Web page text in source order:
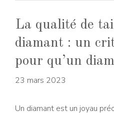
La qualité de
diamant : un
pour qu’un
23 mars 2023
Un diamant est un joyau